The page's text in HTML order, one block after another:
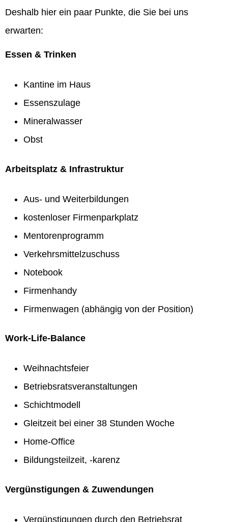
Deshalb hier ein paar Punkte, die Sie bei uns
erwarten:
Essen & Trinken
Kantine im Haus
Essenszulage
Mineralwasser
Obst
Arbeitsplatz & Infrastruktur
Aus- und Weiterbildungen
kostenloser Firmenparkplatz
Mentorenprogramm
Verkehrsmittelzuschuss
Notebook
Firmenhandy
Firmenwagen (abhängig von der Position)
Work-Life-Balance
Weihnachtsfeier
Betriebsratsveranstaltungen
Schichtmodell
Gleitzeit bei einer 38 Stunden Woche
Home-Office
Bildungsteilzeit, -karenz
Vergünstigungen & Zuwendungen
Vergünstigungen durch den Betriebsrat